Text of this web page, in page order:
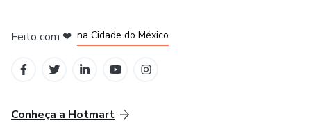
Feito com ❤ na Cidade do México
Conheça a Hotmart